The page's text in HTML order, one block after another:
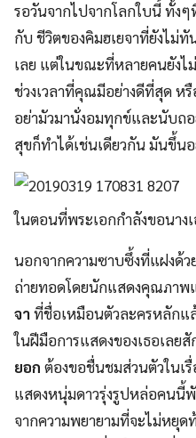
รอวันจากไปจากโลกใบนี้ ทั้ง
กับ ชีวิตของคิมฮเยจาที่ยังไม่ทั
เลย แต่ในขณะที่หลายคนยัง
ช่วงเวลาที่คุณมีอย่างดีที่สุด ห
อย่ามัวมานั่งอมทุกข์และนับถ
สุขก็ทำได้เช่นเดียวกัน มันขึ้นอ
ในตอนที่พระเอกกำลังขอนาง
นอกจากความซาบซึ้งที่แฝงด้ว
ถ่ายทอดโดยนักแสดงคุณภาพ
จาที่ชื่อเหมือนตัวละครหลักแ
ในฝีมือการแสดงของเธอเลยสั
ยอก ต้องขอชื่นชมส่วนตัวในเ
แสดงหนุ่มดาวรุ่งรูปหล่อคนนี้
จากความพยายามที่จะไม่หยุด